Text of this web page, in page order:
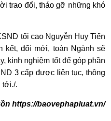
trao đổi, tháo gỡ những khó
tối cao Nguyễn Huy Tiến
kết, đổi mới, toàn Ngành sẽ
kinh nghiệm tốt để góp phần
3 cấp được liên tục, thông
tới./.
https://baovephapluat.vn/